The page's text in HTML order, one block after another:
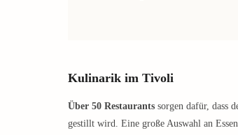
Kulinarik im Tivoli
Über 50 Restaurants sorgen dafür, dass
gestillt wird. Eine große Auswahl an